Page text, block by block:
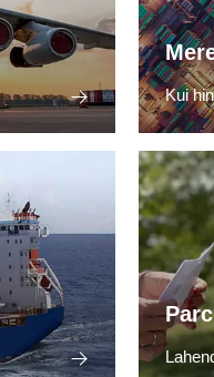
Kui